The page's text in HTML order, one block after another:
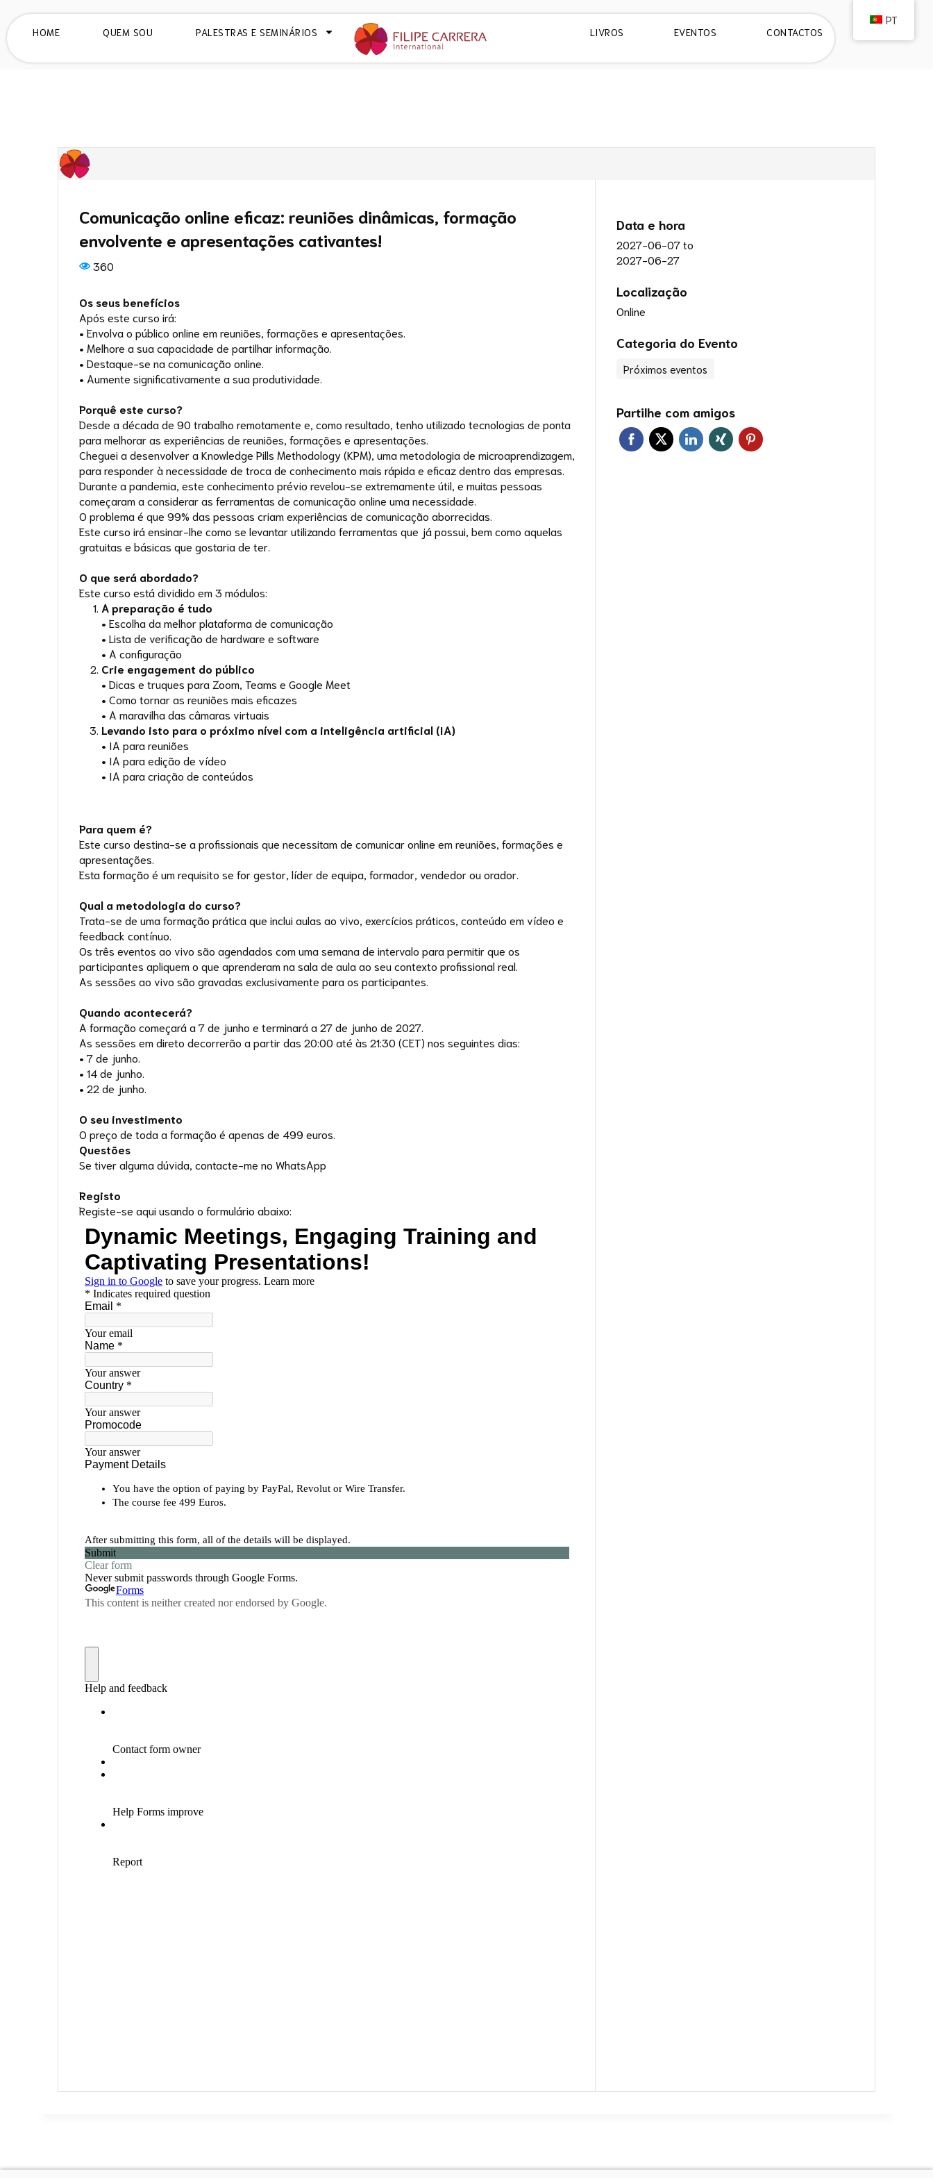
HOME QUEM SOU PALESTRAS E SEMINÁRIOS LIVROS EVENTOS CONTACTOS
Comunicação online eficaz: reuniões dinâmicas, formação
envolvente e apresentações cativantes!
360
Os seus benefícios
Após este curso irá:
• Envolva o público online em reuniões, formações e apresentações.
• Melhore a sua capacidade de partilhar informação.
• Destaque-se na comunicação online.
• Aumente significativamente a sua produtividade.
Porquê este curso?
Desde a década de 90 trabalho remotamente e, como resultado, tenho utilizado tecnologias de ponta
para melhorar as experiências de reuniões, formações e apresentações.
Cheguei a desenvolver a Knowledge Pills Methodology (KPM), uma metodologia de microaprendizagem,
para responder à necessidade de troca de conhecimento mais rápida e eficaz dentro das empresas.
Durante a pandemia, este conhecimento prévio revelou-se extremamente útil, e muitas pessoas
começaram a considerar as ferramentas de comunicação online uma necessidade.
O problema é que 99% das pessoas criam experiências de comunicação aborrecidas.
Este curso irá ensinar-lhe como se levantar utilizando ferramentas que já possui, bem como aquelas
gratuitas e básicas que gostaria de ter.
O que será abordado?
Este curso está dividido em 3 módulos:
A preparação é tudo
• Escolha da melhor plataforma de comunicação
• Lista de verificação de hardware e software
• A configuração
Crie engagement do público
• Dicas e truques para Zoom, Teams e Google Meet
• Como tornar as reuniões mais eficazes
• A maravilha das câmaras virtuais
Levando isto para o próximo nível com a inteligência artificial (IA)
• IA para reuniões
• IA para edição de vídeo
• IA para criação de conteúdos
Para quem é?
Este curso destina-se a profissionais que necessitam de comunicar online em reuniões, formações e
apresentações.
Esta formação é um requisito se for gestor, líder de equipa, formador, vendedor ou orador.
Qual a metodologia do curso?
Trata-se de uma formação prática que inclui aulas ao vivo, exercícios práticos, conteúdo em vídeo e
feedback contínuo.
Os três eventos ao vivo são agendados com uma semana de intervalo para permitir que os
participantes apliquem o que aprenderam na sala de aula ao seu contexto profissional real.
As sessões ao vivo são gravadas exclusivamente para os participantes.
Quando acontecerá?
A formação começará a 7 de junho e terminará a 27 de junho de 2027.
As sessões em direto decorrerão a partir das 20:00 até às 21:30 (CET) nos seguintes dias:
• 7 de junho.
• 14 de junho.
• 22 de junho.
O seu investimento
O preço de toda a formação é apenas de 499 euros.
Questões
Se tiver alguma dúvida, contacte-me no WhatsApp
Registo
Registe-se aqui usando o formulário abaixo:
Data e hora
2027-06-07to
2027-06-27
Localização
Online
Categoria do Evento
Próximos eventos
Partilhe com amigos
PT